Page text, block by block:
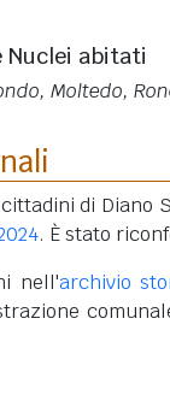
Nuclei abitati
Moltedo,
di
. È stato
nell'archivio